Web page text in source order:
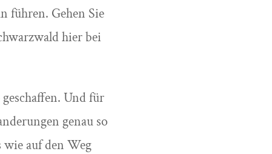
führen. Gehen Sie
hier bei
Und für
genau so
auf den Weg